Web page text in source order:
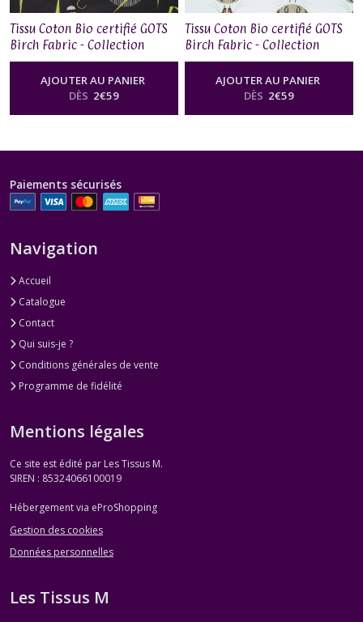
Tissu Coton Bio certifié GOTS
Birch Fabric - Collection
Charley Harper Cats&Raccs,
CORNPRONE
AJOUTER AU PANIER
DÈS 2€59
Tissu Coton Bio certifié GOTS
Birch Fabric - Collection
Charley Harper Cats&Raccs,
RACCROBAT
AJOUTER AU PANIER
DÈS 2€59
Paiements sécurisés
Navigation
Accueil
Catalogue
Contact
Qui suis-je ?
Conditions générales de vente
Programme de fidélité
Mentions légales
Ce site est édité par Les Tissus M.
SIREN : 85324066100019
Hébergement via eProShopping
Gestion des cookies
Données personnelles
Les Tissus M